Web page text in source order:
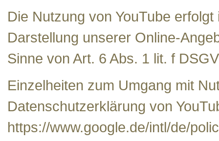
Die Nutzung von YouTube
Darstellung unserer Online-
Sinne von Art. 6 Abs. 1 lit. f
Einzelheiten zum Umgang mit
Datenschutzerklärung von
https://www.google.de/intl/de/